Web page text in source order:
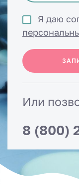
Я даю
Или
8 (800)